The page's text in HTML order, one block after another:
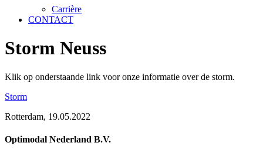
Carrière
CONTACT
Storm Neuss
Klik op onderstaande link voor onze informatie over de storm.
Storm
Rotterdam, 19.05.2022
Optimodal Nederland B.V.